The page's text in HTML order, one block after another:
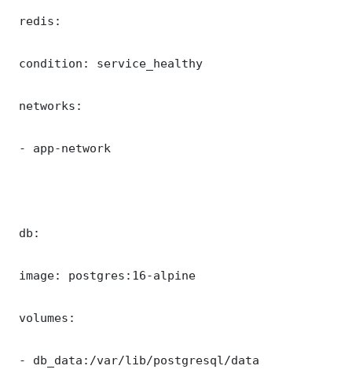
redis:
condition: service_healthy
networks:
- app-network
db:
image: postgres:16-alpine
volumes:
- db_data:/var/lib/postgresql/data